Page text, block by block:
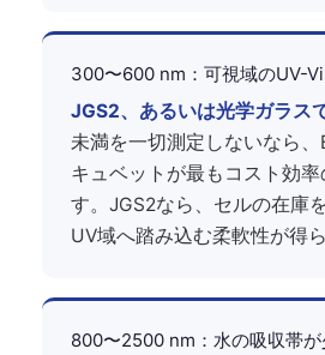
300〜600 nm：可視域のUV-
JGS2、あるいは光学ガラス
未満を一切測定しないなら、
キュベットが最もコスト効
す。JGS2なら、セルの在庫
UV域へ踏み込む柔軟性が得ら
800〜2500 nm：水の吸収帯が